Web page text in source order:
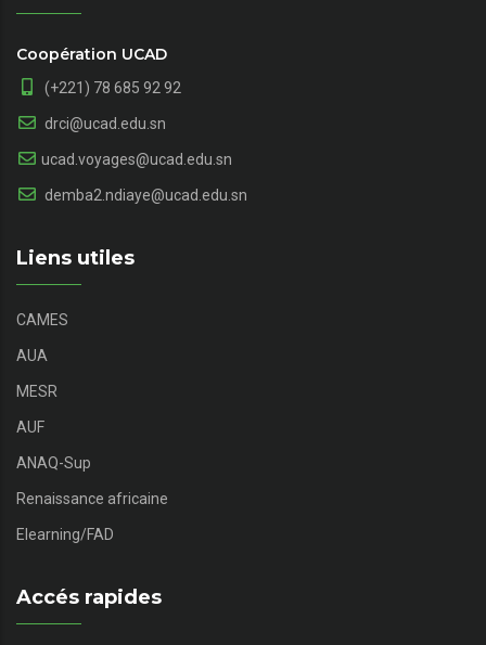
Coopération UCAD
(+221) 78 685 92 92
drci@ucad.edu.sn
ucad.voyages@ucad.edu.sn
demba2.ndiaye@ucad.edu.sn
Liens utiles
CAMES
AUA
MESR
AUF
ANAQ-Sup
Renaissance africaine
Elearning/FAD
Accés rapides